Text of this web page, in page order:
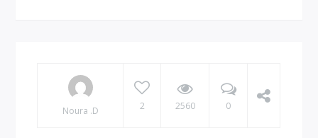
Noura .D 2 2560 0